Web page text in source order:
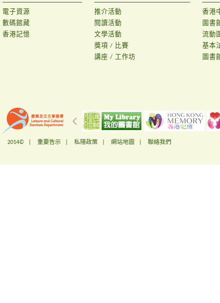
電子資源
數碼館藏
香港記憶
推介活動
閱讀活動
文學活動
獎項 / 比賽
講座 / 工作坊
香港
圖書
流動
基本
圖書
2014© | 重要告示 私隱政策 網站地圖 聯絡我們